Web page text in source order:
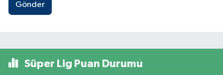
Gönder
Süper Lig Puan Durumu